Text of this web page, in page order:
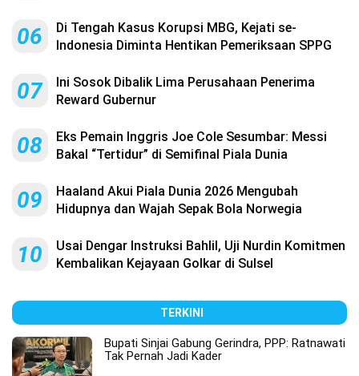
06
Di Tengah Kasus Korupsi MBG, Kejati se-
Indonesia Diminta Hentikan Pemeriksaan SPPG
07
Ini Sosok Dibalik Lima Perusahaan Penerima
Reward Gubernur
08
Eks Pemain Inggris Joe Cole Sesumbar: Messi
Bakal “Tertidur” di Semifinal Piala Dunia
09
Haaland Akui Piala Dunia 2026 Mengubah
Hidupnya dan Wajah Sepak Bola Norwegia
10
Usai Dengar Instruksi Bahlil, Uji Nurdin Komitmen
Kembalikan Kejayaan Golkar di Sulsel
TERKINI
Bupati Sinjai Gabung Gerindra, PPP: Ratnawati
Tak Pernah Jadi Kader